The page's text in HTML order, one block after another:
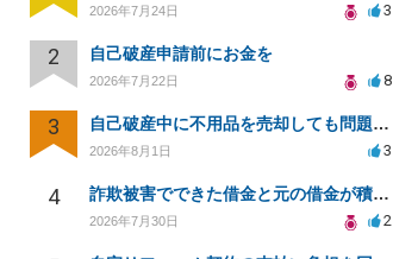
2026年7月24日 3
2 自己破産申請前にお金を
2026年7月22日 8
3 自己破産中に不用品を売却しても問題ないか？
2026年8月1日 3
4 詐欺被害でできた借金と元の借金が積み重なり返済困難
2026年7月30日 2